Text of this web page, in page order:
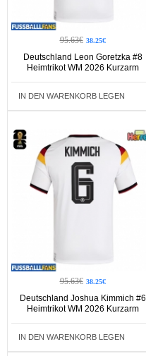
95.63€ 38.25€
Deutschland Leon Goretzka #8
Heimtrikot WM 2026 Kurzarm
IN DEN WARENKORB LEGEN
95.63€ 38.25€
Deutschland Joshua Kimmich #6
Heimtrikot WM 2026 Kurzarm
IN DEN WARENKORB LEGEN